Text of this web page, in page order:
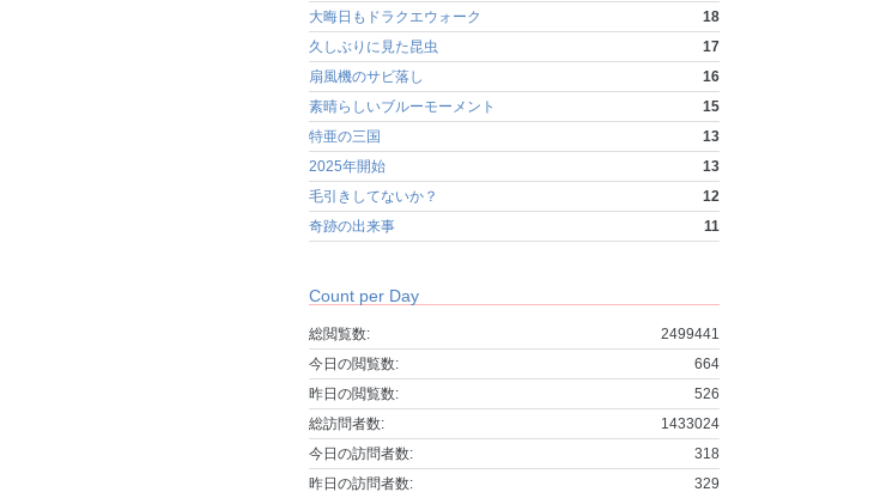
大晦日もドラクエウォーク
18
久しぶりに見た昆虫
17
扇風機のサビ落し
16
素晴らしいブルーモーメント
15
特亜の三国
13
2025年開始
13
毛引きしてないか？
12
奇跡の出来事
11
Count per Day
2499441
総閲覧数:
664
今日の閲覧数:
526
昨日の閲覧数:
1433024
総訪問者数:
318
今日の訪問者数:
329
昨日の訪問者数: